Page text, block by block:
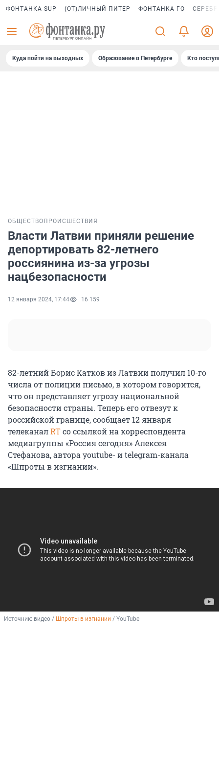
ФОНТАНКА SUP (ОТ)ЛИЧНЫЙ ПИТЕР ФОНТАНКА ГО
Куда пойти на выходных Образование в Петербурге Кто
ОБЩЕСТВО ПРОИСШЕСТВИЯ
Власти Латвии приняли решение
депортировать 82-летнего
россиянина из-за угрозы
нацбезопасности
12 января 2024, 17:44 16 159
82-летний Борис Катков из Латвии получил 10-го
числа от полиции письмо, в котором говорится,
что он представляет угрозу национальной
безопасности страны. Теперь его отвезут к
российской границе, сообщает 12 января
телеканалRTсо ссылкой на корреспондента
медиагруппы «Россия сегодня» Алексея
Стефанова, автора youtube- и telegram-канала
«Шпроты в изгнании».
Источник: видео / Шпроты в изгнании / YouTube